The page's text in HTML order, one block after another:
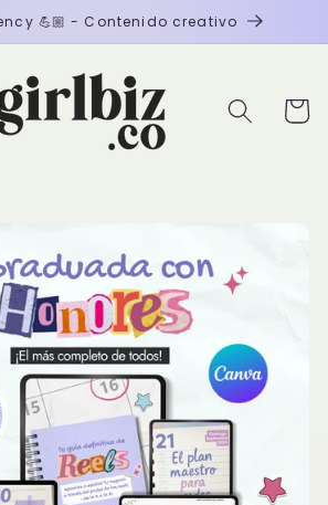
💪🏼 - Contenido creativo
Carrito